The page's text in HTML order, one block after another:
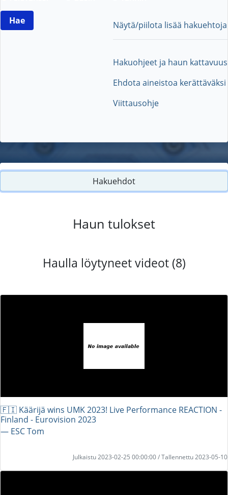
Näytä/piilota lisää hakuehtoja
Hakuohjeet ja haun kattavuus
Ehdota aineistoa kerättäväksi
Viittausohje
Hakuehdot
Haun tulokset
Haulla löytyneet videot (8)
🇫🇮 Käärijä wins UMK 2023! Live Performance REACTION -
Finland - Eurovision 2023
― ESC Tom
Julkaistu 2023-02-25 00:00:00 / Tallennettu 2023-05-10